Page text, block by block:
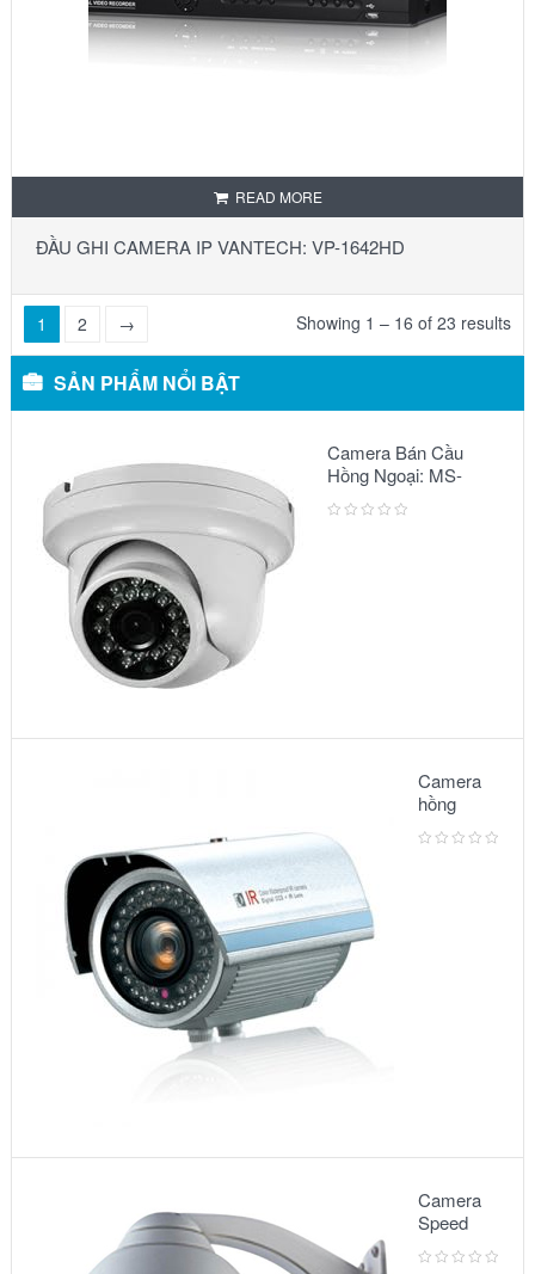
READ MORE
ĐẦU GHI CAMERA IP VANTECH: VP-1642HD
1 2 → Showing 1 – 16 of 23 results
SẢN PHẨM NỔI BẬT
Camera Bán Cầu
Hồng Ngoại: MS-
2303 IR
Camera
hồng
ngoại:
Model
Camera
Speed
Dome:
Model